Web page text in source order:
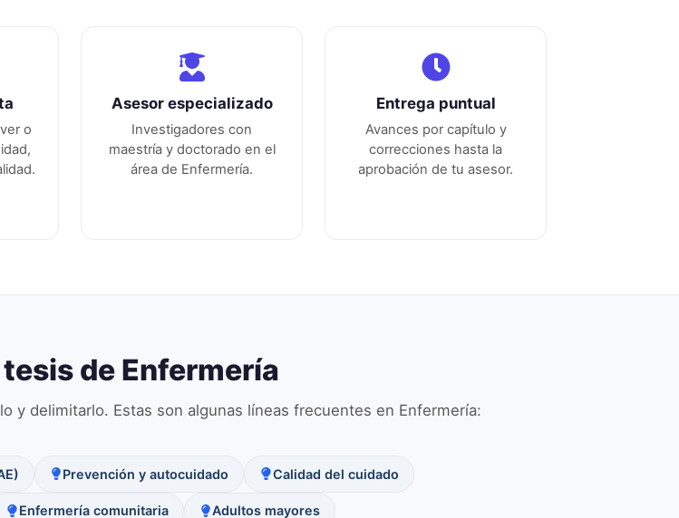
o
Asesor especializado
Investigadores con
maestría y doctorado en el
área de Enfermería.
Entrega puntual
Avances por capítulo y
correcciones hasta la
aprobación de tu asesor.
de Enfermería
y delimitarlo. Estas son algunas líneas frecuentes en Enfermería:
Prevención y autocuidado Calidad del cuidado
Enfermería comunitaria Adultos mayores